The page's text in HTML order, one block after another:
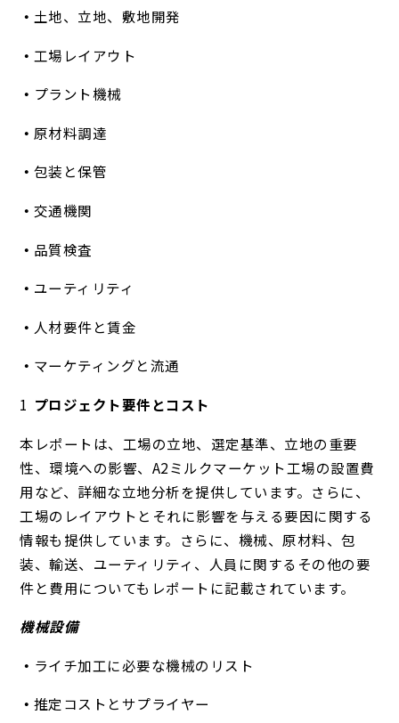
土地、立地、敷地開発
工場レイアウト
プラント機械
原材料調達
包装と保管
交通機関
品質検査
ユーティリティ
人材要件と賃金
マーケティングと流通
プロジェクト要件とコスト
本レポートは、工場の立地、選定基準、立地の重要
性、環境への影響、A2ミルクマーケット工場の設置費
用など、詳細な立地分析を提供しています。さらに、
工場のレイアウトとそれに影響を与える要因に関する
情報も提供しています。さらに、機械、原材料、包
装、輸送、ユーティリティ、人員に関するその他の要
件と費用についてもレポートに記載されています。
機械設備
ライチ加工に必要な機械のリスト
推定コストとサプライヤー